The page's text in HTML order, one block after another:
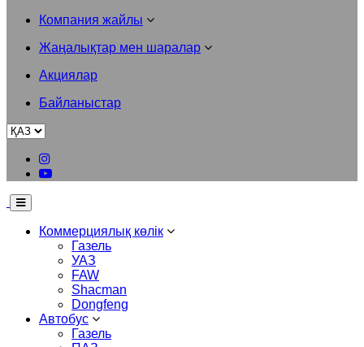
Компания жайлы
Жаңалықтар мен шаралар
Акциялар
Байланыстар
Коммерциялық көлік
Газель
УАЗ
FAW
Shacman
Dongfeng
Автобус
Газель